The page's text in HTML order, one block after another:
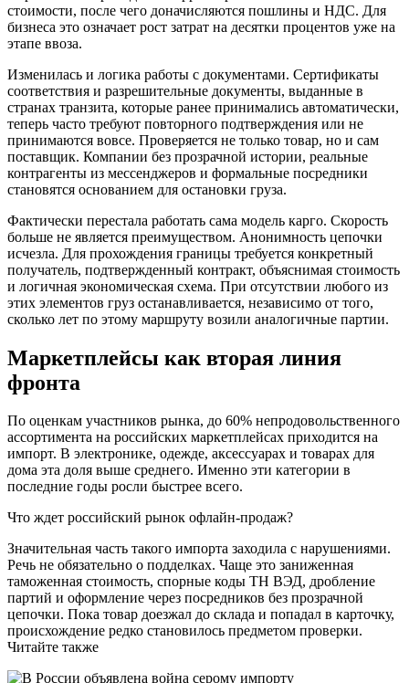
стоимости, после чего доначисляются пошлины и НДС. Для
бизнеса это означает рост затрат на десятки процентов уже на
этапе ввоза.
Изменилась и логика работы с документами. Сертификаты
соответствия и разрешительные документы, выданные в
странах транзита, которые ранее принимались автоматически,
теперь часто требуют повторного подтверждения или не
принимаются вовсе. Проверяется не только товар, но и сам
поставщик. Компании без прозрачной истории, реальные
контрагенты из мессенджеров и формальные посредники
становятся основанием для остановки груза.
Фактически перестала работать сама модель карго. Скорость
больше не является преимуществом. Анонимность цепочки
исчезла. Для прохождения границы требуется конкретный
получатель, подтвержденный контракт, объяснимая стоимость
и логичная экономическая схема. При отсутствии любого из
этих элементов груз останавливается, независимо от того,
сколько лет по этому маршруту возили аналогичные партии.
Маркетплейсы как вторая линия
фронта
По оценкам участников рынка, до 60% непродовольственного
ассортимента на российских маркетплейсах приходится на
импорт. В электронике, одежде, аксессуарах и товарах для
дома эта доля выше среднего. Именно эти категории в
последние годы росли быстрее всего.
Что ждет российский рынок офлайн-продаж?
Значительная часть такого импорта заходила с нарушениями.
Речь не обязательно о подделках. Чаще это заниженная
таможенная стоимость, спорные коды ТН ВЭД, дробление
партий и оформление через посредников без прозрачной
цепочки. Пока товар доезжал до склада и попадал в карточку,
происхождение редко становилось предметом проверки.
Читайте также